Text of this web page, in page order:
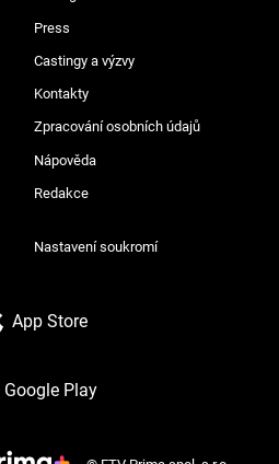
Press
Castingy a výzvy
Kontakty
Zpracování osobních údajů
Nápověda
Redakce
Nastavení soukromí
App Store
Google Play